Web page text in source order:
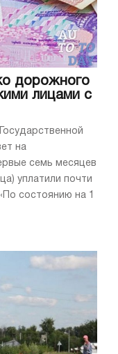
дорожного
лицами с
на
семь месяцев
уплатили почти
состоянию на 1